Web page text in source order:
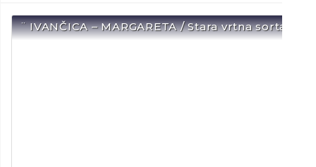
¨ IVANČICA – MARGARETA / Stara vrtna sorta ¨